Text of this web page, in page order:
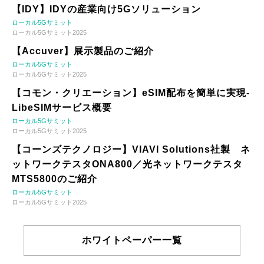
【IDY】IDYの産業向け5Gソリューション
ローカル5Gサミット
ローカル5Gサミット2025
【Accuver】展示製品のご紹介
ローカル5Gサミット
ローカル5Gサミット2025
【コモン・クリエーション】eSIM配布を簡単に実現-
LibeSIMサービス概要
ローカル5Gサミット
ローカル5Gサミット2025
【コーンズテクノロジー】VIAVI Solutions社製 ネ
ットワークテスタONA800／光ネットワークテスタ
MTS5800のご紹介
ローカル5Gサミット
ローカル5Gサミット2025
ホワイトペーパー一覧